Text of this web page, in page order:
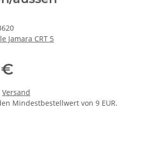
Jamara CRT 5
Versand
Mindestbestellwert von 9 EUR.